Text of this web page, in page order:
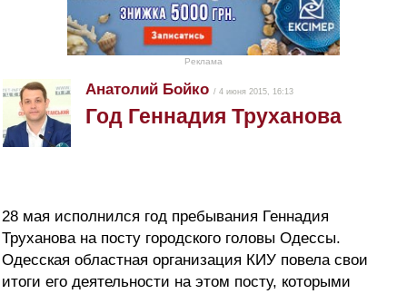
Реклама
Анатолий Бойко / 4 июня 2015, 16:13
Год Геннадия Труханова
28 мая исполнился год пребывания Геннадия
Труханова на посту городского головы Одессы.
Одесская областная организация КИУ повела свои
итоги его деятельности на этом посту, которыми